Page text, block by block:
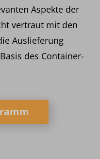
Aspekte der
vertraut mit den
Auslieferung
des Container-